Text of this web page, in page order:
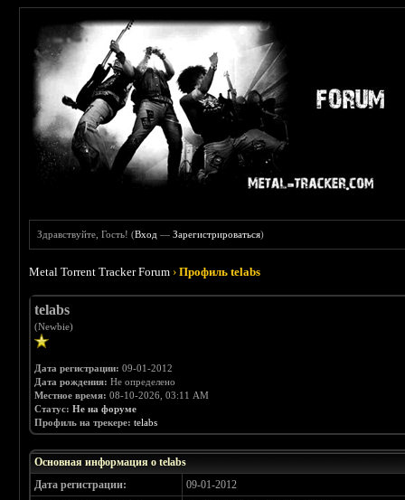
Здравствуйте, Гость! (Вход —Зарегистрироваться)
Metal Torrent Tracker Forum ›Профиль telabs
telabs
(Newbie)
Дата регистрации: 09-01-2012
Дата рождения: Не определено
Местное время: 08-10-2026, 03:11 AM
Статус: Не на форуме
Профиль на трекере: telabs
Основная информация о telabs
Дата регистрации:
09-01-2012